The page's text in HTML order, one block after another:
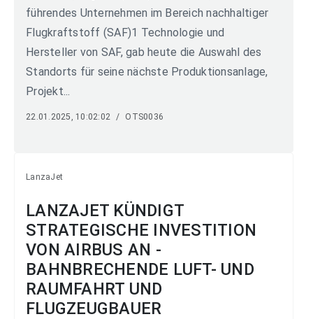
führendes Unternehmen im Bereich nachhaltiger
Flugkraftstoff (SAF)1 Technologie und
Hersteller von SAF, gab heute die Auswahl des
Standorts für seine nächste Produktionsanlage,
Projekt...
22.01.2025, 10:02:02 / OTS0036
LanzaJet
LANZAJET KÜNDIGT
STRATEGISCHE INVESTITION
VON AIRBUS AN -
BAHNBRECHENDE LUFT- UND
RAUMFAHRT UND
FLUGZEUGBAUER